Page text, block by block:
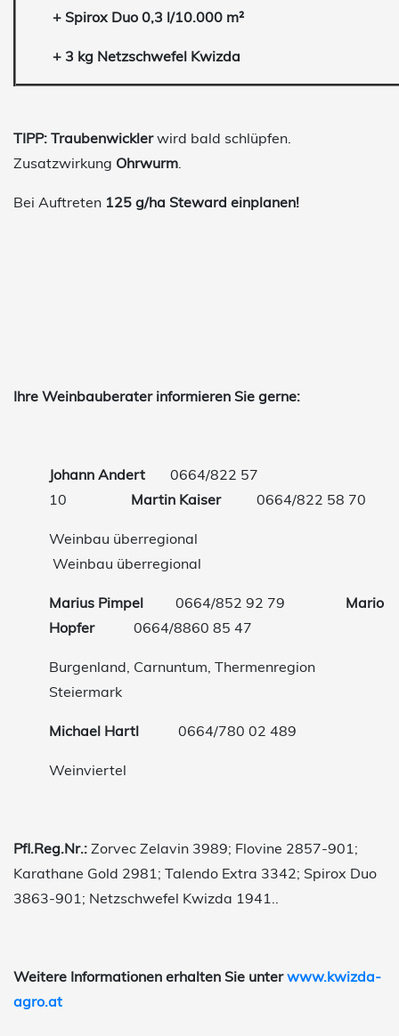
+ Spirox Duo 0,3 l/10.000 m²
+ 3 kg Netzschwefel Kwizda
TIPP: Traubenwicklerwird bald schlüpfen.
Zusatzwirkung Ohrwurm
Bei Auftreten 125 g/ha Steward einplanen!
Ihre Weinbauberater informieren Sie gerne:
Johann Andert 0664/822 57
10 Martin Kaiser 0664/822 58 70
Weinbau überregional
Weinbau überregional
Marius Pimpel 0664/852 92 79 Mario
Hopfer 0664/8860 85 47
Burgenland, Carnuntum, Thermenregion
Steiermark
Michael Hartl 0664/780 02 489
Weinviertel
Pfl.Reg.Nr.: Zorvec Zelavin 3989; Flovine 2857-901;
Karathane Gold 2981; Talendo Extra 3342; Spirox Duo
3863-901; Netzschwefel Kwizda 1941..
Weitere Informationen erhalten Sie unterwww.kwizda-
agro.at